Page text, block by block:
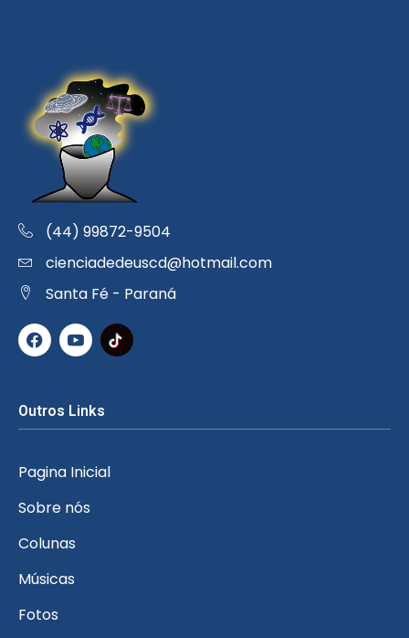
(44) 99872-9504
cienciadedeuscd@hotmail.com
Santa Fé - Paraná
Outros Links
Pagina Inicial
Sobre nós
Colunas
Músicas
Fotos